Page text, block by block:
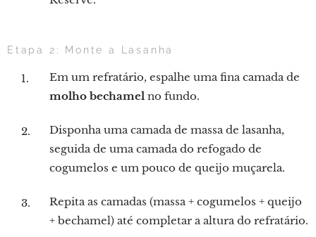
Etapa 2: Monte a Lasanha
Em um refratário, espalhe uma fina camada de
molho bechamel no fundo.
Disponha uma camada de massa de lasanha,
seguida de uma camada do refogado de
cogumelos e um pouco de queijo muçarela.
Repita as camadas (massa + cogumelos + queijo
+ bechamel) até completar a altura do refratário.